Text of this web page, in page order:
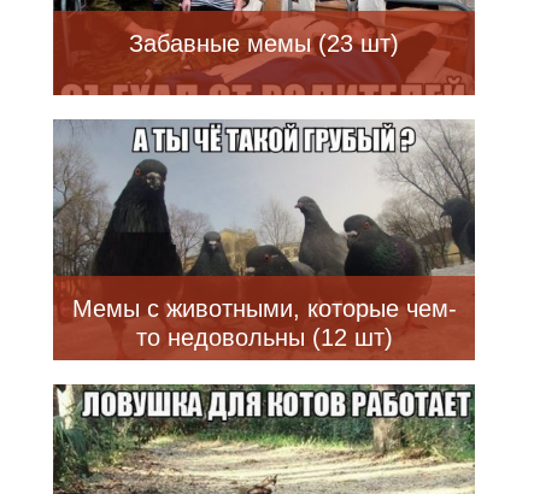
Забавные мемы (23 шт)
Мемы с животными, которые чем-
то недовольны (12 шт)